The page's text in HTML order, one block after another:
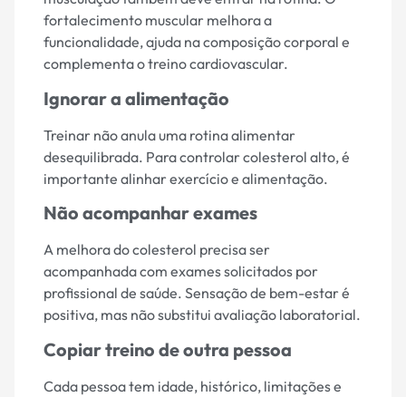
fortalecimento muscular melhora a
funcionalidade, ajuda na composição corporal e
complementa o treino cardiovascular.
Ignorar a alimentação
Treinar não anula uma rotina alimentar
desequilibrada. Para controlar colesterol alto, é
importante alinhar exercício e alimentação.
Não acompanhar exames
A melhora do colesterol precisa ser
acompanhada com exames solicitados por
profissional de saúde. Sensação de bem-estar é
positiva, mas não substitui avaliação laboratorial.
Copiar treino de outra pessoa
Cada pessoa tem idade, histórico, limitações e